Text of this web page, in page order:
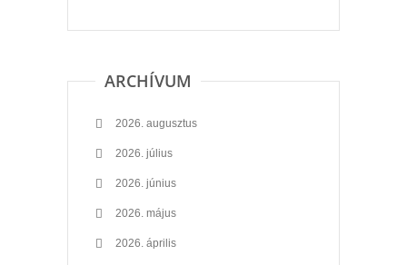
ARCHÍVUM
2026. augusztus
2026. július
2026. június
2026. május
2026. április